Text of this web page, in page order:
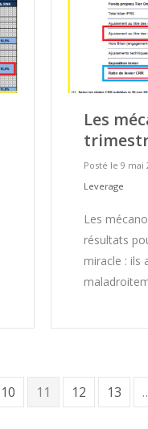
Les
Posté le 9 mai
Leverage
Les
résultats
miracle : ils
10 11 12 13